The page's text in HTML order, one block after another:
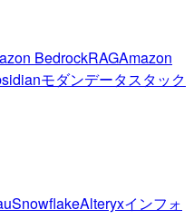
BedrockRAGAmazon
モダンデータスタック
SnowflakeAlteryxインフォ